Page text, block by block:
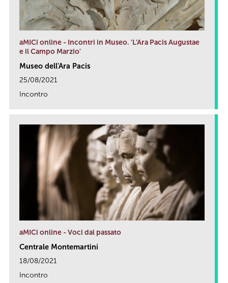
aMICi online - Incontri in Museo. 'L'Ara Pacis Augustae
e il Campo Marzio'
Museo dell'Ara Pacis
25/08/2021
Incontro
aMICi online - Voci dal passato
Centrale Montemartini
18/08/2021
Incontro